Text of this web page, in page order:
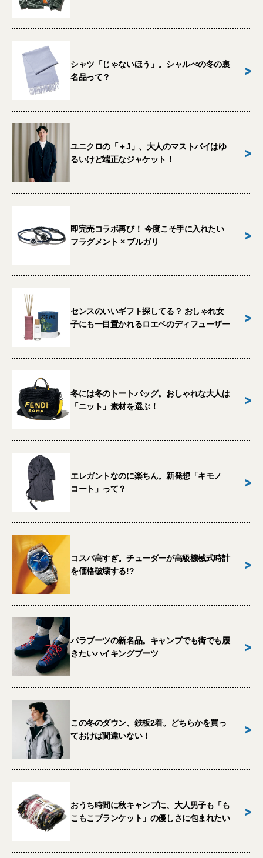
シャツ「じゃないほう」。シャルべの冬の裏
名品って？
>
ユニクロの「＋J」、大人のマストバイはゆ
るいけど端正なジャケット！
>
即完売コラボ再び！ 今度こそ手に入れたい
フラグメント × ブルガリ
>
センスのいいギフト探してる？ おしゃれ女
子にも一目置かれるロエベのディフューザー
>
冬には冬のトートバッグ。おしゃれな大人は
「ニット」素材を選ぶ！
>
エレガントなのに楽ちん。新発想「キモノ
コート」って？
>
コスパ高すぎ。チューダーが高級機械式時計
を価格破壊する!?
>
パラブーツの新名品。キャンプでも街でも履
きたいハイキングブーツ
>
この冬のダウン、鉄板2着。どちらかを買っ
ておけば間違いない！
>
おうち時間に秋キャンプに、大人男子も「も
こもこブランケット」の優しさに包まれたい
>